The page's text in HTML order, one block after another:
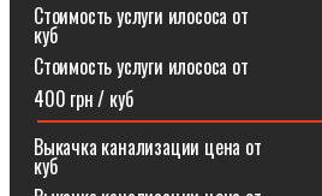
Стоимость услуги илососа
куб
Стоимость услуги илососа от
400 грн / куб
Выкачка канализации цена
куб